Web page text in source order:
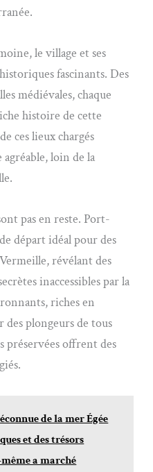
le village et ses
fascinants. Des
médiévales, chaque
histoire de cette
ces lieux chargés
loin de la
pas en reste. Port-
départ idéal pour des
révélant des
inaccessibles par la
riches en
plongeurs de tous
préservées offrent des
de la mer Égée
et des trésors
a marché